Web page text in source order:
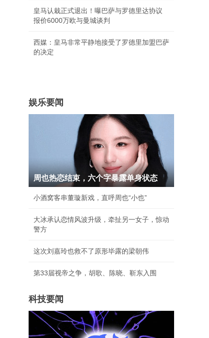
皇马认栽正式退出！曝巴萨与罗德里达协议
报价6000万欧与曼城谈判
西媒：皇马非常平静地接受了罗德里加盟巴萨
的决定
娱乐要闻
周也热恋结束，六个字暴露单身状态
小酒窝客串董璇新戏，直呼周也“小也”
大冰承认恋情风波升级，牵扯另一女子，惊动
警方
这次刘嘉玲也救不了原形毕露的梁朝伟
第33届视帝之争，胡歌、陈晓、靳东入围
科技要闻